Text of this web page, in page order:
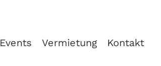
Events Vermietung Kontakt